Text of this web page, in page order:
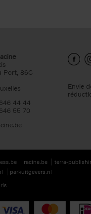
Port, 86C
44 44
55 70
Envie
racine.be
terra-
parkuitgevers.nl